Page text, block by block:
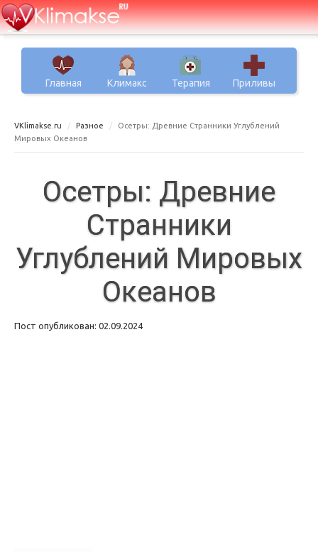
Главная Климакс Терапия Приливы
VKlimakse.ru Разное
Осетры: Древние Странники Углублений
Мировых Океанов
Осетры: Древние
Странники
Углублений Мировых
Океанов
Пост опубликован: 02.09.2024